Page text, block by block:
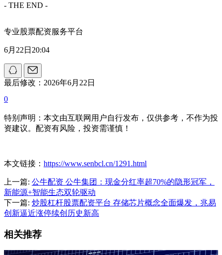
- THE END -
专业股票配资服务平台
6月22日20:04
最后修改：2026年6月22日
0
特别声明：本文由互联网用户自行发布，仅供参考，不作为投
资建议。配资有风险，投资需谨慎！
本文链接： https://www.senbcl.cn/1291.html
上一篇: 公牛配资 公牛集团：现金分红率超70%的隐形冠军，
新能源+智能生态双轮驱动
下一篇: 炒股杠杆股票配资平台 存储芯片概念全面爆发，兆易
创新逼近涨停续创历史新高
相关推荐